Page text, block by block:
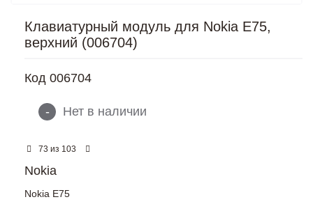
Клавиатурный модуль для Nokia E75,
верхний (006704)
Код 006704
- Нет в наличии
73 из 103
Nokia
Nokia E75